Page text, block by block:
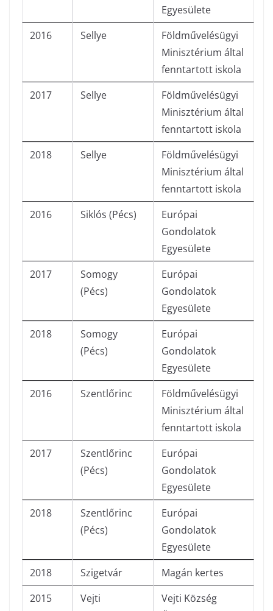
Egyesülete
2016
Sellye
Földművelésügyi
Minisztérium által
fenntartott iskola
2017
Sellye
Földművelésügyi
Minisztérium által
fenntartott iskola
2018
Sellye
Földművelésügyi
Minisztérium által
fenntartott iskola
2016
Siklós (Pécs)
Európai
Gondolatok
Egyesülete
2017
Somogy
(Pécs)
Európai
Gondolatok
Egyesülete
2018
Somogy
(Pécs)
Európai
Gondolatok
Egyesülete
2016
Szentlőrinc
Földművelésügyi
Minisztérium által
fenntartott iskola
2017
Szentlőrinc
(Pécs)
Európai
Gondolatok
Egyesülete
2018
Szentlőrinc
(Pécs)
Európai
Gondolatok
Egyesülete
2018
Szigetvár
Magán kertes
2015
Vejti
Vejti Község